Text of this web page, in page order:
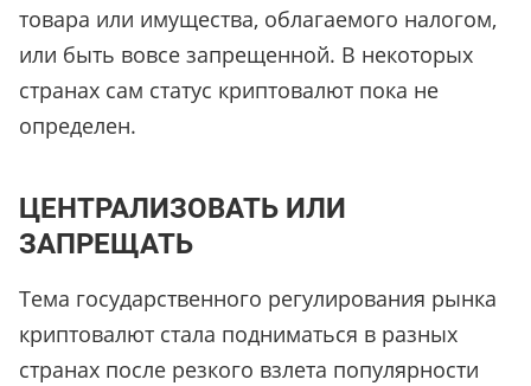
товара или имущества, облагаемого налогом,
или быть вовсе запрещенной. В некоторых
странах сам статус криптовалют пока не
определен.
ЦЕНТРАЛИЗОВАТЬ ИЛИ
ЗАПРЕЩАТЬ
Тема государственного регулирования рынка
криптовалют стала подниматься в разных
странах после резкого взлета популярности